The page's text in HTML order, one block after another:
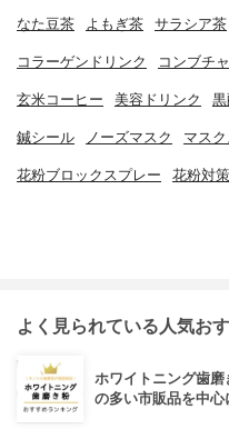
なた豆茶 よもぎ茶 サラシア茶
コラーゲンドリンク コンブチャ
玄米コーヒー 美容ドリンク 黒
鍼シール ノーズマスク マス
花粉ブロックスプレー 花粉対
よく見られている人気お
ホワイトニング歯
の多い市販品を中心